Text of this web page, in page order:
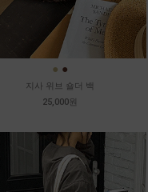
● ●
지사 위브 숄더 백
25,000원